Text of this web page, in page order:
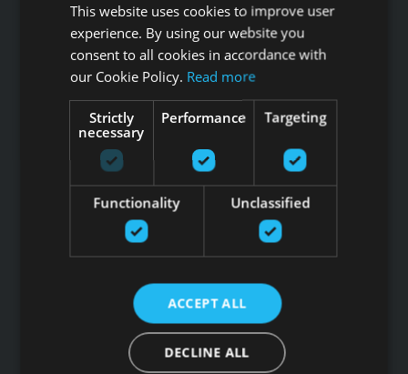
Tālrunis: +371 67 99 40 44
info@gfitness.lv
SIA G Kolizejs
Reģ.Nr. 44103017158 PVN Nr. LV44103017158
A/S SEB Banka LV92UNLA0004007467819 , SWIFT: UNLALV2X
GFITNESS JAUNUMI TAVĀ E-PASTĀ
Pieteikties jaunumiem
This website uses cookies to improve user
experience. By using our website you
consent to all cookies in accordance with
our Cookie Policy. Read more
Strictly
necessary
Performance Targeting
Functionality Unclassified
ACCEPT ALL
DECLINE ALL